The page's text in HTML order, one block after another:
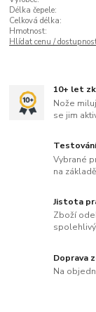
Délka čepele:
Celková délka:
Hmotnost:
Hlídat cenu /
10+ let
Nože
se jim
Vybrané
na
Jistota
Zboží
Doprava
Na